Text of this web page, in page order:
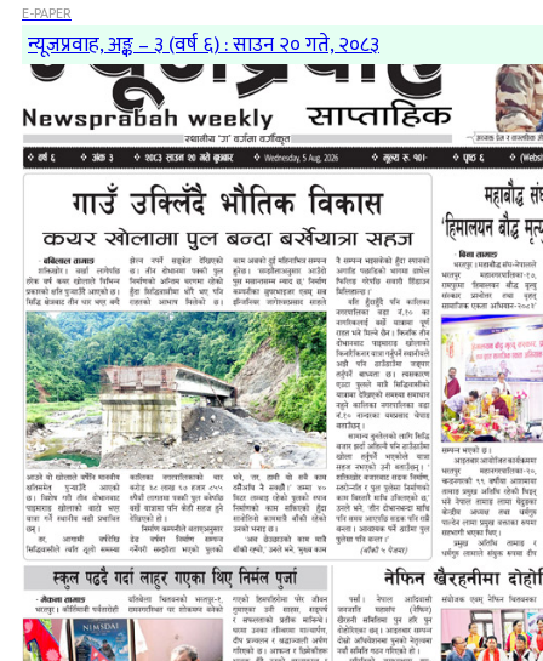
E-PAPER
न्यूजप्रवाह, अङ्क – ३ (वर्ष ६) : साउन २० गते, २०८३